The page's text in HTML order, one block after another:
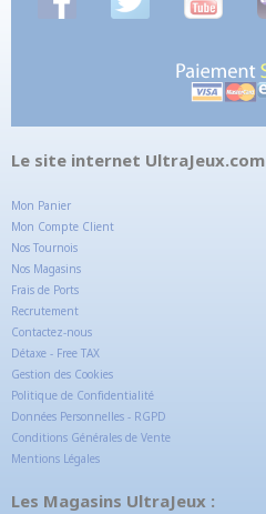
Le site internet UltraJeux.com
Mon Panier
Mon Compte Client
Nos Tournois
Nos Magasins
Frais de Ports
Recrutement
Contactez-nous
Détaxe - Free TAX
Gestion des Cookies
Politique de Confidentialité
Données Personnelles - RGPD
Conditions Générales de Vente
Mentions Légales
Les Magasins UltraJeux :